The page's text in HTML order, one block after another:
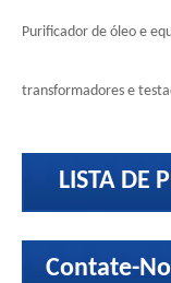
Purificador de óleo e
transformadores e
LISTA DE
Contate-